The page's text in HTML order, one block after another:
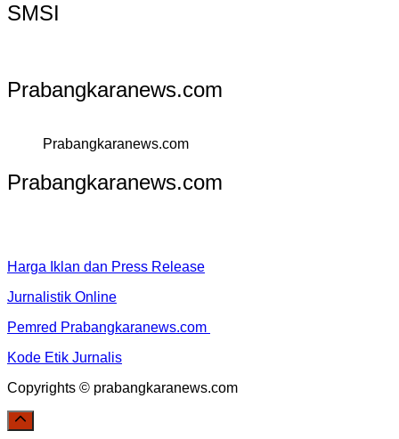
SMSI
Prabangkaranews.com
Prabangkaranews.com
Prabangkaranews.com
Harga Iklan dan Press Release
Jurnalistik Online
Pemred Prabangkaranews.com
Kode Etik Jurnalis
Copyrights © prabangkaranews.com